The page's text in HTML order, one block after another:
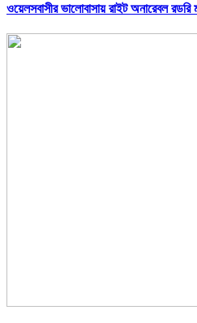
ওয়েলসবাসীর ভালোবাসায় রাইট অনারেবল রডরি